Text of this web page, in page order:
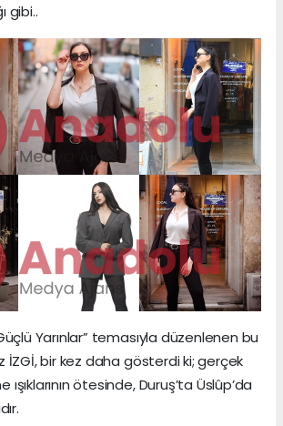
gibi..
Yarınlar” temasıyla düzenlenen bu
İZGİ, bir kez daha gösterdi ki; gerçek
ötesinde, Duruş’ta Üslûp’da